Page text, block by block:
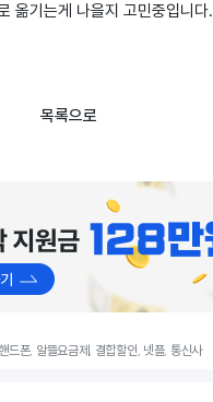
옮기는게 나을지 고민중입니다.
목록으로
드폰, 알뜰요금제, 결합할인, 넷플, 통신사